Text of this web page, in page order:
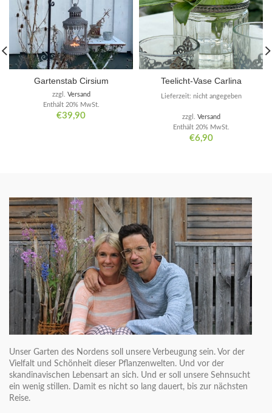
Gartenstab Cirsium
€39,90
Enthält 20% MwSt.
zzgl. Versand
Teelicht-Vase Carlina
€6,90
Enthält 20% MwSt.
zzgl. Versand
Lieferzeit: nicht angegeben
Unser Garten des Nordens soll unsere Verbeugung sein. Vor der
Vielfalt und Schönheit dieser Pflanzenwelten. Und vor der
skandinavischen Lebensart an sich. Und er soll unsere Sehnsucht
ein wenig stillen. Damit es nicht so lang dauert, bis zur nächsten
Reise.